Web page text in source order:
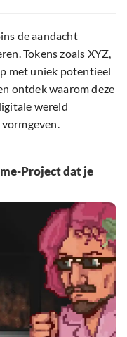
de aandacht
Tokens zoals XYZ,
met uniek potentieel
ontdek waarom deze
wereld
Project dat je